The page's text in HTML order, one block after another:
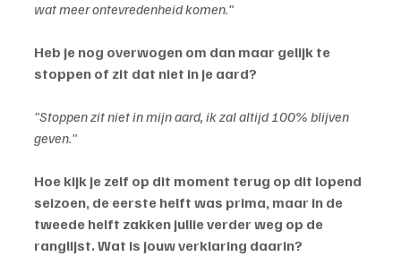
wat meer ontevredenheid komen."
Heb je nog overwogen om dan maar gelijk te
stoppen of zit dat niet in je aard?
"Stoppen zit niet in mijn aard, ik zal altijd 100% blijven
geven."
Hoe kijk je zelf op dit moment terug op dit lopend
seizoen, de eerste helft was prima, maar in de
tweede helft zakken jullie verder weg op de
ranglijst. Wat is jouw verklaring daarin?